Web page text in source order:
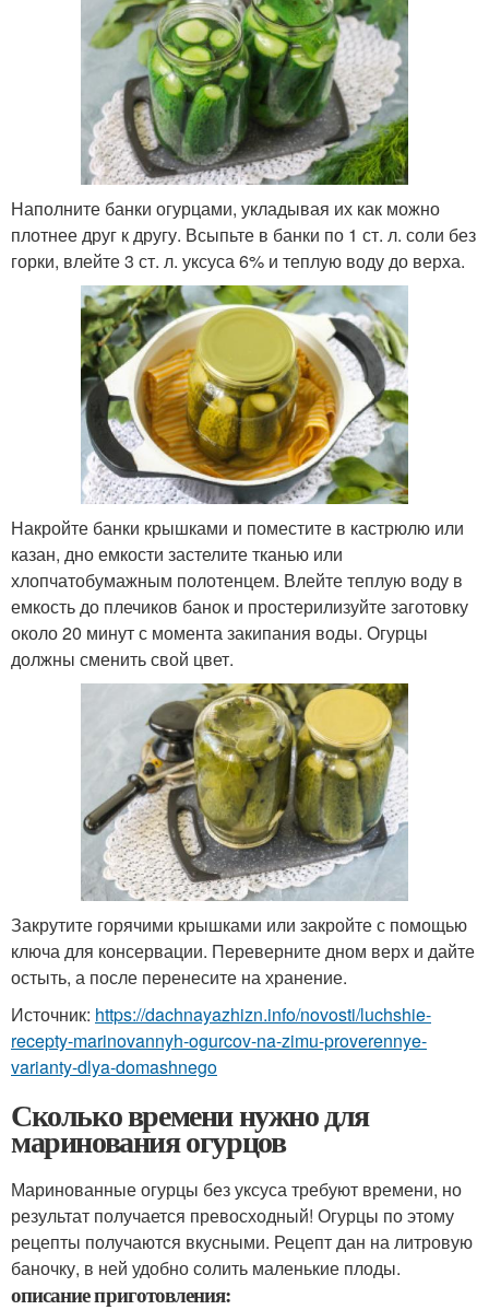
Наполните банки огурцами, укладывая их как можно
плотнее друг к другу. Всыпьте в банки по 1 ст. л. соли без
горки, влейте 3 ст. л. уксуса 6% и теплую воду до верха.
Накройте банки крышками и поместите в кастрюлю или
казан, дно емкости застелите тканью или
хлопчатобумажным полотенцем. Влейте теплую воду в
емкость до плечиков банок и простерилизуйте заготовку
около 20 минут с момента закипания воды. Огурцы
должны сменить свой цвет.
Закрутите горячими крышками или закройте с помощью
ключа для консервации. Переверните дном верх и дайте
остыть, а после перенесите на хранение.
Источник: https://dachnayazhizn.info/novosti/luchshie-
recepty-marinovannyh-ogurcov-na-zimu-proverennye-
varianty-dlya-domashnego
Сколько времени нужно для
маринования огурцов
Маринованные огурцы без уксуса требуют времени, но
результат получается превосходный! Огурцы по этому
рецепты получаются вкусными. Рецепт дан на литровую
баночку, в ней удобно солить маленькие плоды.
описание приготовления: